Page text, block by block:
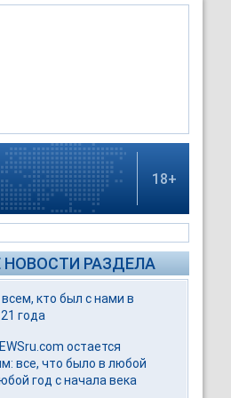
18+
РАЗДЕЛА
кто был с нами в
года
остается
все, что было в любой
год с начала века